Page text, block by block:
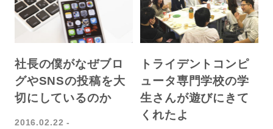
社長の僕がなぜブロ
グやSNSの投稿を大
切にしているのか
2016.02.22
トライデントコンピ
ュータ専門学校の学
生さんが遊びにきて
くれたよ